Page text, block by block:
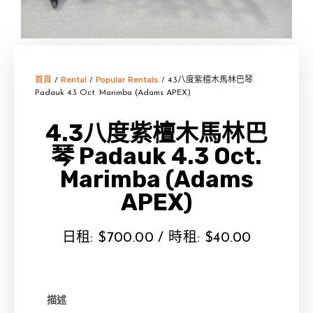
首頁 / Rental / Popular Rentals / 4.3八度紫檀木馬林巴琴
Padauk 4.3 Oct. Marimba (Adams APEX)
4.3八度紫檀木馬林巴
琴 Padauk 4.3 Oct.
Marimba (Adams
APEX)
日租: $ 700.00 / 時租: $40.00
描述